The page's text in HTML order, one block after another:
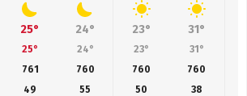
25° 24° 23° 31°
25° 24° 23° 31°
761
760 760 760
49
55 50 38